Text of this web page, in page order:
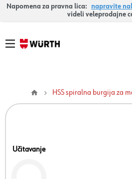
Napomena za pravna lica: napravite
videli veleprodajne
HSS spiralna burgija za
Učitavanje